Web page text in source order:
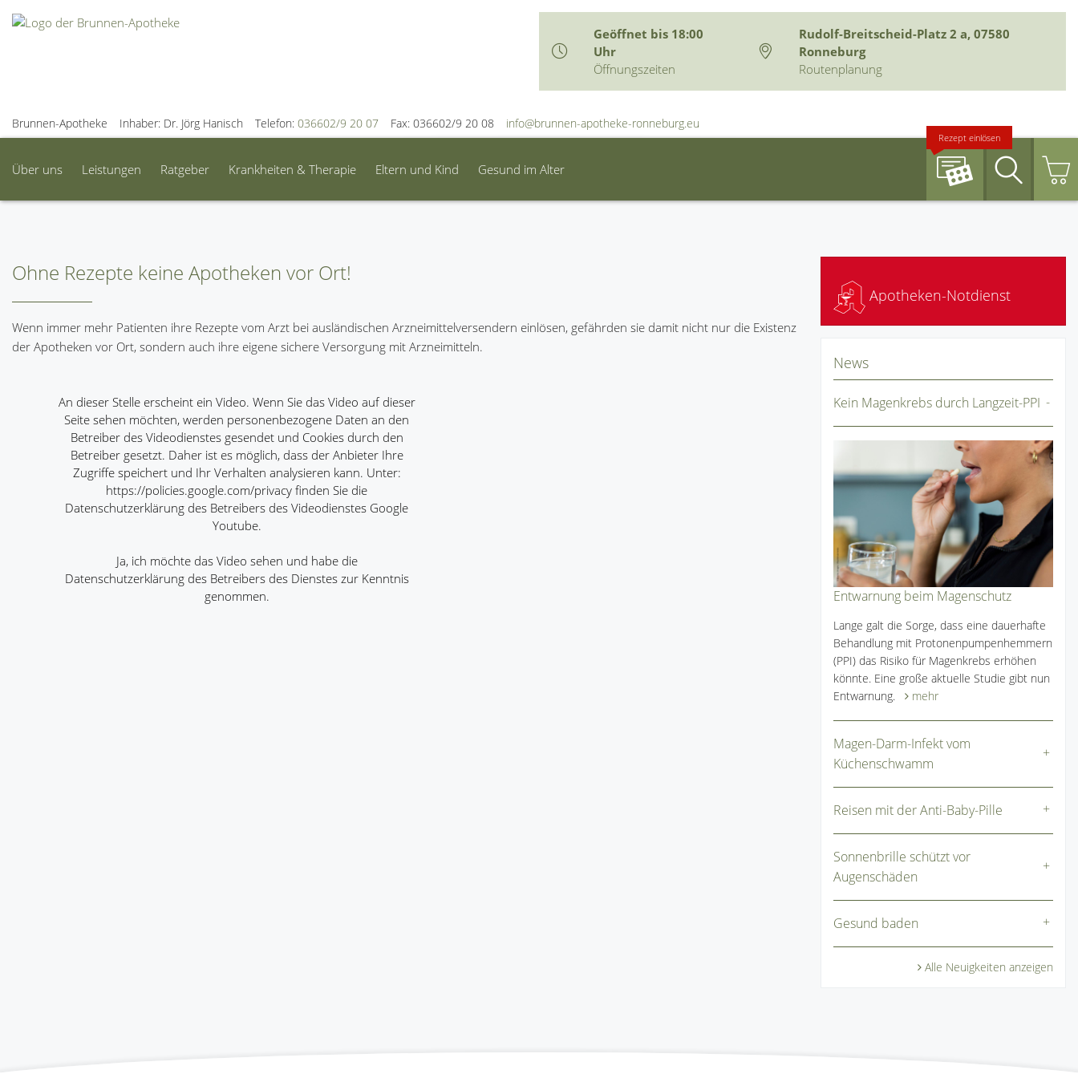
Geöffnet bis 18:00
Uhr
Öffnungszeiten
Rudolf-Breitscheid-Platz 2 a, 07580
Ronneburg
Routenplanung
Brunnen-Apotheke Inhaber: Dr. Jörg Hanisch Telefon: 036602/9 20 07 Fax: 036602/9 20 08 info@brunnen-apotheke-ronneburg.eu
Über uns Leistungen Ratgeber Krankheiten & Therapie Eltern und Kind Gesund im Alter
Rezept einlösen
Suche
Ohne Rezepte keine Apotheken vor Ort!
Wenn immer mehr Patienten ihre Rezepte vom Arzt bei ausländischen Arzneimittelversendern einlösen, gefährden sie damit nicht nur die Existenz
der Apotheken vor Ort, sondern auch ihre eigene sichere Versorgung mit Arzneimitteln.
An dieser Stelle erscheint ein Video. Wenn Sie das Video auf dieser
Seite sehen möchten, werden personenbezogene Daten an den
Betreiber des Videodienstes gesendet und Cookies durch den
Betreiber gesetzt. Daher ist es möglich, dass der Anbieter Ihre
Zugriffe speichert und Ihr Verhalten analysieren kann. Unter:
https://policies.google.com/privacy finden Sie die
Datenschutzerklärung des Betreibers des Videodienstes Google
Youtube.
Ja, ich möchte das Video sehen und habe die
Datenschutzerklärung des Betreibers des Dienstes zur Kenntnis
genommen.
Apotheken-Notdienst
News
Kein Magenkrebs durch Langzeit-PPI
Entwarnung beim Magenschutz
Lange galt die Sorge, dass eine dauerhafte
Behandlung mit Protonenpumpenhemmern
(PPI) das Risiko für Magenkrebs erhöhen
könnte. Eine große aktuelle Studie gibt nun
Entwarnung.
mehr
Magen-Darm-Infekt vom
Küchenschwamm
Reisen mit der Anti-Baby-Pille
Sonnenbrille schützt vor
Augenschäden
Gesund baden
Alle Neuigkeiten anzeigen